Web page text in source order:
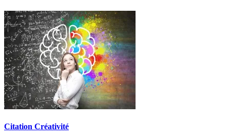
Citation Créativité